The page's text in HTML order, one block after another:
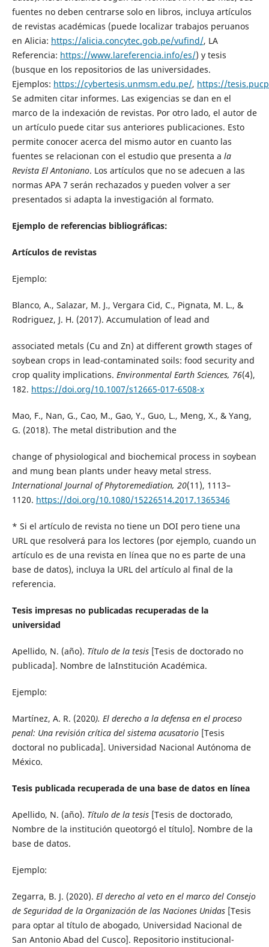
fuentes no deben centrarse solo en libros, incluya artículos
de revistas académicas (puede localizar trabajos peruanos
en Alicia: https://alicia.concytec.gob.pe/vufind/, LA
Referencia: https://www.lareferencia.info/es/) y tesis
(busque en los repositorios de las universidades.
Ejemplos: https://cybertesis.unmsm.edu.pe/, https://
Se admiten citar informes. Las exigencias se dan en el
marco de la indexación de revistas. Por otro lado, el autor de
un artículo puede citar sus anteriores publicaciones. Esto
permite conocer acerca del mismo autor en cuanto las
fuentes se relacionan con el estudio que presenta a la
Revista El Antoniano. Los artículos que no se adecuen a las
normas APA 7 serán rechazados y pueden volver a ser
presentados si adapta la investigación al formato.
Ejemplo de referencias bibliográficas:
Artículos de revistas
Ejemplo:
Blanco, A., Salazar, M. J., Vergara Cid, C., Pignata, M. L., &
Rodriguez, J. H. (2017). Accumulation of lead and
associated metals (Cu and Zn) at different growth stages of
soybean crops in lead-contaminated soils: food security and
crop quality implications. Environmental Earth Sciences, 76(4),
182. https://doi.org/10.1007/s12665-017-6508-x
Mao, F., Nan, G., Cao, M., Gao, Y., Guo, L., Meng, X., & Yang,
G. (2018). The metal distribution and the
change of physiological and biochemical process in soybean
and mung bean plants under heavy metal stress.
International Journal of Phytoremediation, 20(11), 1113–
1120. https://doi.org/10.1080/15226514.2017.1365346
* Si el artículo de revista no tiene un DOI pero tiene una
URL que resolverá para los lectores (por ejemplo, cuando un
artículo es de una revista en línea que no es parte de una
base de datos), incluya la URL del artículo al final de la
referencia.
Tesis impresas no publicadas recuperadas de la
universidad
Apellido, N. (año). Título de la tesis[Tesis de doctorado no
publicada]. Nombre de laInstitución Académica.
Ejemplo:
Martínez, A. R. (2020). El derecho a la defensa en el proceso
penal: Una revisión crítica del sistema acusatorio[Tesis
doctoral no publicada]. Universidad Nacional Autónoma de
México.
Tesis publicada recuperada de una base de datos en línea
Apellido, N. (año). Título de la tesis[Tesis de doctorado,
Nombre de la institución queotorgó el título]. Nombre de la
base de datos.
Ejemplo:
Zegarra, B. J. (2020). El derecho al veto en el marco del Consejo
de Seguridad de la Organización de las Naciones Unidas[Tesis
para optar al título de abogado, Universidad Nacional de
San Antonio Abad del Cusco]. Repositorio institucional-